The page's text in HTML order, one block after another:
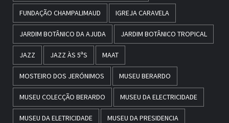
FUNDAÇÃO CHAMPALIMAUD IGREJA CARAVELA
JARDIM BOTÂNICO DA AJUDA JARDIM BOTÂNICO TROPICAL
JAZZ JAZZ ÀS 5ªS MAAT
MOSTEIRO DOS JERÓNIMOS MUSEU BERARDO
MUSEU COLECÇÃO BERARDO MUSEU DA ELECTRICIDADE
MUSEU DA ELETRICIDADE MUSEU DA PRESIDENCIA